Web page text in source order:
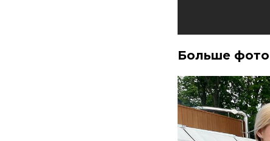
Больше фото